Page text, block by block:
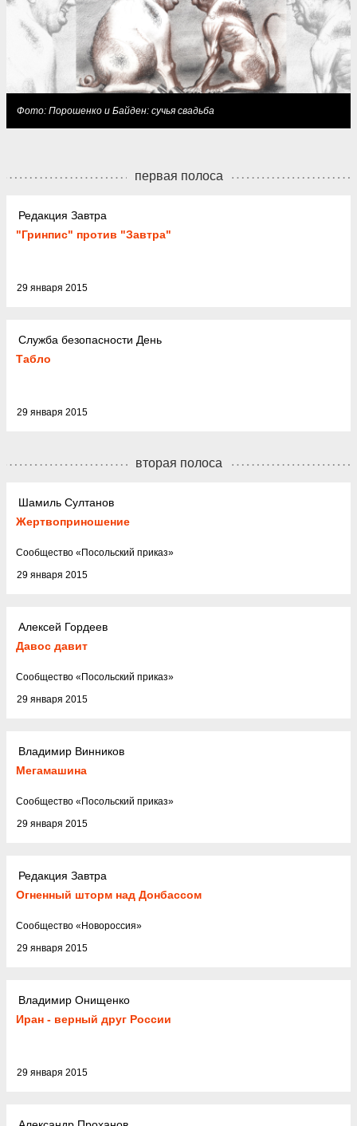
Фото: Порошенко и Байден: сучья свадьба
первая полоса
Редакция Завтра
"Гринпис" против "Завтра"
29 января 2015
Служба безопасности День
Табло
29 января 2015
вторая полоса
Шамиль Султанов
Жертвоприношение
29 января 2015
Cообщество « Посольский приказ»
Алексей Гордеев
Давос давит
29 января 2015
Cообщество « Посольский приказ»
Владимир Винников
Мегамашина
29 января 2015
Cообщество « Посольский приказ»
Редакция Завтра
Огненный шторм над Донбассом
29 января 2015
Cообщество « Новороссия»
Владимир Онищенко
Иран - верный друг России
29 января 2015